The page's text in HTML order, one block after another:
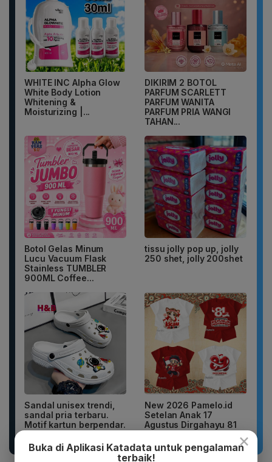
WHITE INC Alpha Glow
White Body Lotion
Whitening &
Moisturizing |...
DIKIRIM 2 BOTOL
PARFUM SCARLETT
PARFUM WANITA
PARFUM PRIA WANGI
TAHAN...
Botol Gelas Minum
Lucu Vacuum Flask
Stainless TUMBLER
900ML Coffee...
tissu jolly pop up, jolly
250 shet, jolly 200shet
Sandal unisex trendi,
sandal pria terbaru.
Motif kartun berpendar.
New 2026 Pamelo.id
Setelan Anak 17
Agustus Dirgahayu 81
×
Buka di Aplikasi Katadata untuk pengalaman
terbaik!